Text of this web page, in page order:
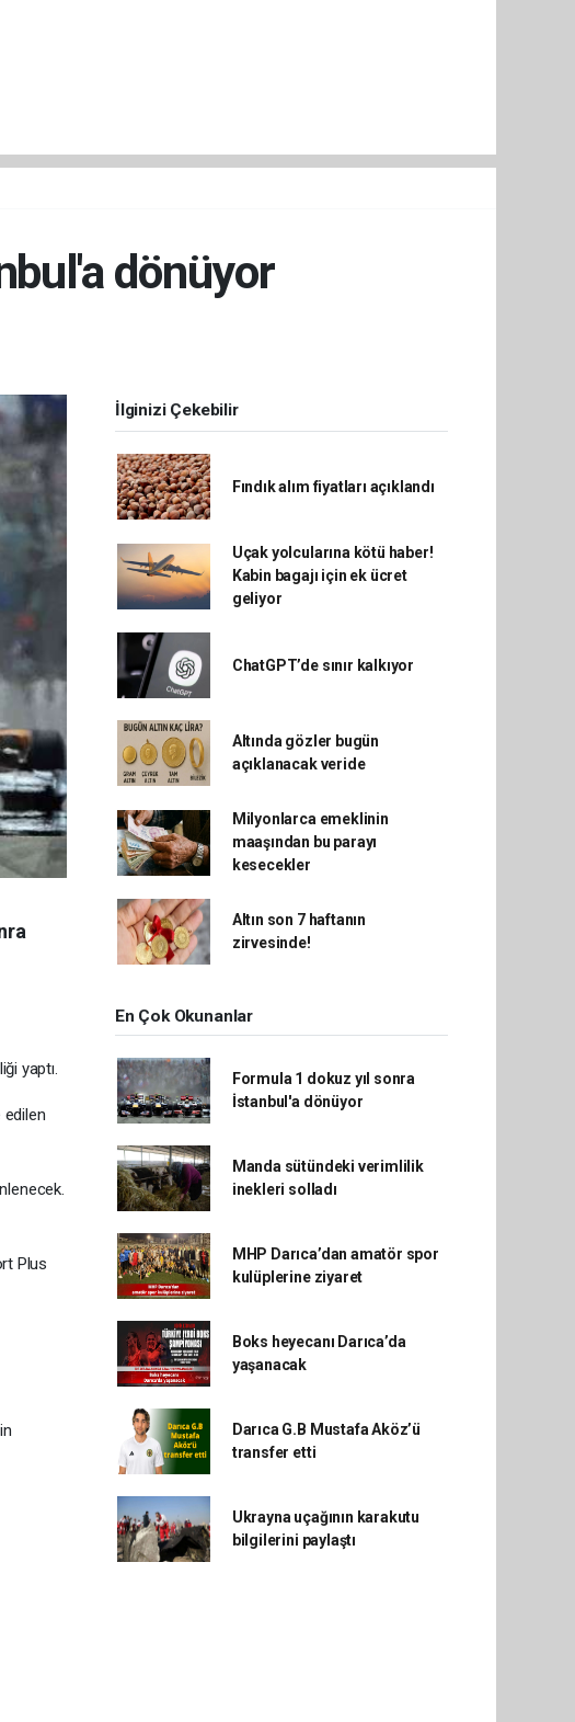
dönüyor
yaptı.
edilen
Plus
İlginizi Çekebilir
Fındık alım fiyatları açıklandı
Uçak yolcularına kötü haber!
Kabin bagajı için ek ücret
geliyor
ChatGPT’de sınır kalkıyor
Altında gözler bugün
açıklanacak veride
Milyonlarca emeklinin
maaşından bu parayı
kesecekler
Altın son 7 haftanın
zirvesinde!
En Çok Okunanlar
Formula 1 dokuz yıl sonra
İstanbul'a dönüyor
Manda sütündeki verimlilik
inekleri solladı
MHP Darıca’dan amatör spor
kulüplerine ziyaret
Boks heyecanı Darıca’da
yaşanacak
Darıca G.B Mustafa Aköz’ü
transfer etti
Ukrayna uçağının karakutu
bilgilerini paylaştı